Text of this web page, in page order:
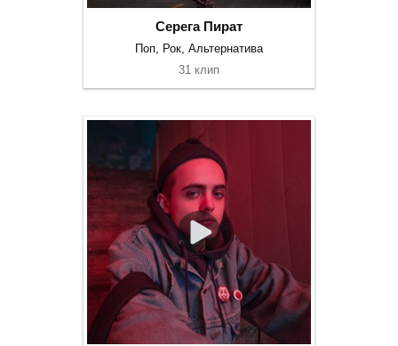
Серега Пират
Поп, Рок, Альтернатива
31 клип